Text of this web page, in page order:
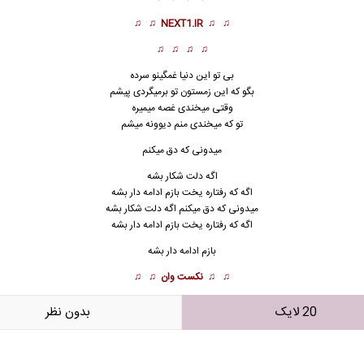
♫ ♫
NEXT1.IR
♫ ♫
♫ ♫ ♫ ♫
بی تو این دنیا غمگینو سرده
بگو که این زمستون تو برمیگردی پیشم
وقتی میخندی غصه میمیره
تو که میخندی منم دیوونه میشم
میدونی که دق میکنم
اگه دلت شکار بشه
اگه که رفتاره یخت بازم ادامه دار بشه
میدونی که دق میکنم اگه دلت شکار بشه
اگه که رفتاره یخت بازم ادامه دار بشه
بازم ادامه دار بشه
♫ ♫ نکست وان ♫ ♫
20 لایک بدون نظر